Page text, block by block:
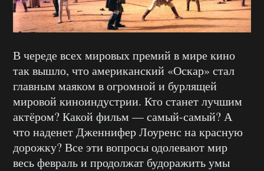
В череде всех мировых премий в мире кино
так вышло, что американский «Оскар» стал
главным маяком в огромной и бурлящей
мировой киноиндустрии. Кто станет лучшим
актёром? Какой фильм — самый-самый? А
что наденет Дженнифер Лоуренс на красную
дорожку? Все эти вопросы одолевают мир
весь февраль и продолжат будоражить умы